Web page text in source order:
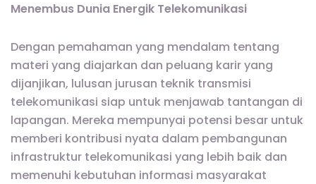
Menembus Dunia Energik Telekomunikasi
Dengan pemahaman yang mendalam tentang
materi yang diajarkan dan peluang karir yang
dijanjikan, lulusan jurusan teknik transmisi
telekomunikasi siap untuk menjawab tantangan di
lapangan. Mereka mempunyai potensi besar untuk
memberi kontribusi nyata dalam pembangunan
infrastruktur telekomunikasi yang lebih baik dan
memenuhi kebutuhan informasi masyarakat